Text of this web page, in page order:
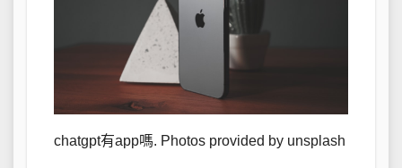
chatgpt有app嗎. Photos provided by unsplash